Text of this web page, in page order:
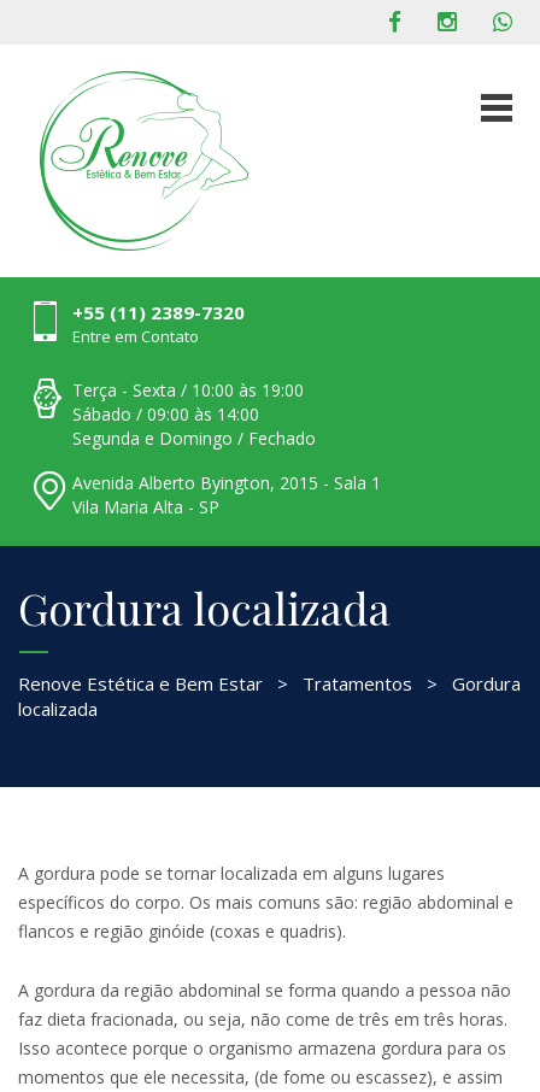
+55 (11) 2389-7320
Entre em Contato
Terça - Sexta / 10:00 às 19:00
Sábado / 09:00 às 14:00
Segunda e Domingo / Fechado
Avenida Alberto Byington, 2015 - Sala 1
Vila Maria Alta - SP
Gordura localizada
Renove Estética e Bem Estar > Tratamentos >
Gordura
localizada
A gordura pode se tornar localizada em alguns lugares
específicos do corpo. Os mais comuns são: região abdominal e
flancos e região ginóide (coxas e quadris).
A gordura da região abdominal se forma quando a pessoa não
faz dieta fracionada, ou seja, não come de três em três horas.
Isso acontece porque o organismo armazena gordura para os
momentos que ele necessita, (de fome ou escassez), e assim